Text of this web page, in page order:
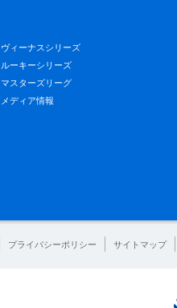
ヴィーナスシリーズ
ルーキーシリーズ
マスターズリーグ
メディア情報
プライバシーポリシー サイトマップ